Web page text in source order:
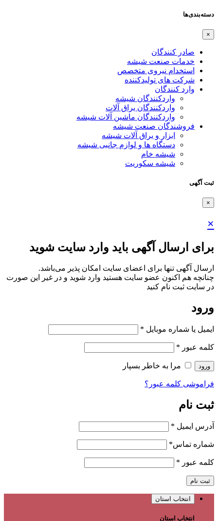
دسته‌بندی‌ها
×
صادر کنندگان
خدمات صنعت شیشه
استخدام نیروی متخصص
شرکت های تولیدکننده
وارد کنندگان
واردکنندگان شیشه
واردکنندگان یراق آلات
واردکنندگان ماشین آلات شیشه
فروشندگان صنعت شیشه
ابزار و یراق آلات شیشه
دستگاه ها و لوازم جانبی شیشه
شیشه خام
شیشه سکوریت
ثبت آگهی
×
×
برای ارسال آگهی باید وارد سایت شوید
ارسال آگهی تنها برای اعضای سایت امکان پذیر می‌باشد.
چنانچه هم‌ اکنون عضو سایت هستید وارد شوید و در غیر این صورت
در سایت ثبت نام کنید
ورود
ایمیل یا شماره موبایل *
کلمه عبور *
ورود مرا به خاطر بسپار
فراموشی کلمه عبور؟
ثبت نام
آدرس ایمیل *
شماره تماس*
کلمه عبور *
ثبت نام
انتخاب استان
انتخاب استان